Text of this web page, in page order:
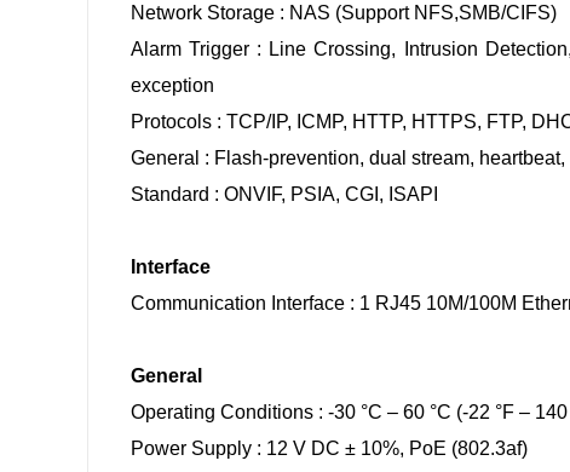
Network Storage : NAS (Support NFS,SMB/CIFS)
Alarm Trigger : Line Crossing, Intrusion
exception
Protocols : TCP/IP, ICMP, HTTP, HTTPS, FTP,
General : Flash-prevention, dual stream,
Standard : ONVIF, PSIA, CGI, ISAPI
Interface
Communication Interface : 1 RJ45 10M/100M
General
Operating Conditions : -30 °C – 60 °C (-22 °F –
Power Supply : 12 V DC ± 10%, PoE (802.3af)